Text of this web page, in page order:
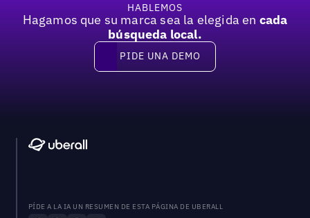
HABLEMOS
Hagamos que su marca sea la elegida en cada
búsqueda local.
Pide una demo
PIDE UNA DEMO
PÍDE A LA IA UN RESUMEN DE ESTA PÁGINA DE UBERALL